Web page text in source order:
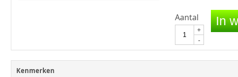
Aantal
+
-
In
Kenmerken